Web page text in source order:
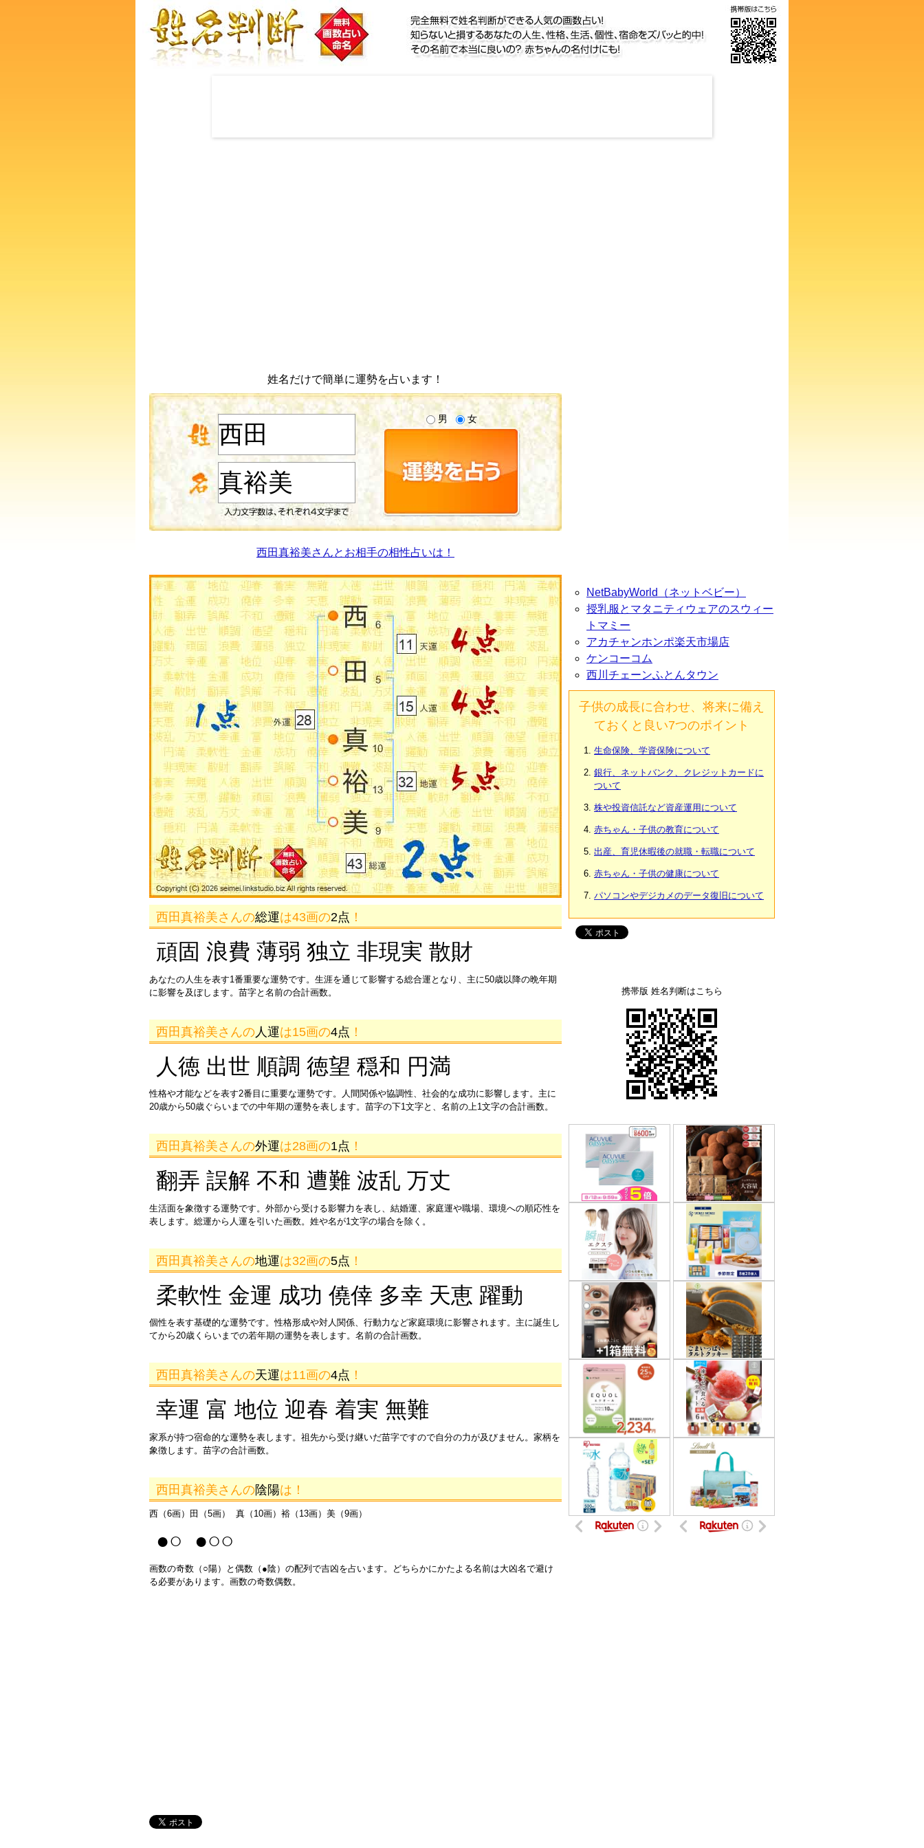
姓名だけで簡単に運勢を占います！
男 女
西田真裕美さんとお相手の相性占いは！
西田真裕美さんの総運は43画の2点 ！
頑固 浪費 薄弱 独立 非現実 散財
あなたの人生を表す1番重要な運勢です。生涯を通じて影響する総合運となり、主に50歳以降の晩年期
に影響を及ぼします。苗字と名前の合計画数。
西田真裕美さんの 人運は15画の4点 ！
人徳 出世 順調 徳望 穏和 円満
性格や才能などを表す2番目に重要な運勢です。人間関係や協調性、社会的な成功に影響します。主に
20歳から50歳ぐらいまでの中年期の運勢を表します。苗字の下1文字と、名前の上1文字の合計画数。
西田真裕美さんの外運は28画の1点 ！
翻弄 誤解 不和 遭難 波乱 万丈
生活面を象徴する運勢です。外部から受ける影響力を表し、結婚運、家庭運や職場、環境への順応性を
表します。総運から人運を引いた画数。姓や名が1文字の場合を除く。
西田真裕美さんの地運は32画の5点 ！
柔軟性 金運 成功 僥倖 多幸 天恵 躍動
個性を表す基礎的な運勢です。性格形成や対人関係、行動力など家庭環境に影響されます。主に誕生し
てから20歳くらいまでの若年期の運勢を表します。名前の合計画数。
西田真裕美さんの天運は11画の4点 ！
幸運 富 地位 迎春 着実 無難
家系が持つ宿命的な運勢を表します。祖先から受け継いだ苗字ですので自分の力が及びません。家柄を
象徴します。苗字の合計画数。
西田真裕美さんの陰陽は！
西（6画）田（5画） 真（10画）裕（13画）美（9画）
●○ ●○○
画数の奇数（○陽）と偶数（●陰）の配列で吉凶を占います。どちらかにかたよる名前は大凶名で避け
る必要があります。画数の奇数偶数。
NetBabyWorld（ネットベビー）
授乳服とマタニティウェアのスウィー
トマミー
アカチャンホンポ楽天市場店
ケンコーコム
西川チェーンふとんタウン
子供の成長に合わせ、将来に備え
ておくと良い7つのポイント
生命保険、学資保険について
銀行、ネットバンク、クレジットカードに
ついて
株や投資信託など資産運用について
赤ちゃん・子供の教育について
出産、育児休暇後の就職・転職について
赤ちゃん・子供の健康について
パソコンやデジカメのデータ復旧について
携帯版 姓名判断はこちら